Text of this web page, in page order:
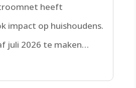
heeft
impact op huishoudens.
juli 2026 te maken
wachtlijst.